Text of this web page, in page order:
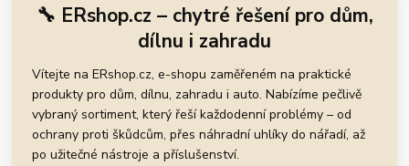
🔧 ERshop.cz – chytré řešení pro dům,
dílnu i zahradu
Vítejte na ERshop.cz, e-shopu zaměřeném na praktické
produkty pro dům, dílnu, zahradu i auto. Nabízíme pečlivě
vybraný sortiment, který řeší každodenní problémy – od
ochrany proti škůdcům, přes náhradní uhlíky do nářadí, až
po užitečné nástroje a příslušenství.